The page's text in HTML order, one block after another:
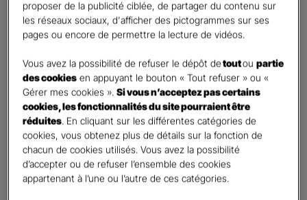
Oui
Non
Civilité
Madame
Monsieur
Contact*
First Last
Téléphone*
proposer de la publicité ciblée, de partager du contenu sur
les réseaux sociaux, d'afficher des pictogrammes sur ses
pages ou encore de permettre la lecture de vidéos.
Vous avez la possibilité de refuser le dépôt detoutoupartie
des cookies en appuyant le bouton « Tout refuser » ou «
Gérer mes cookies ».Si vous n’acceptez pas certains
cookies, les fonctionnalités du site pourraient être
réduites. En cliquant sur les différentes catégories de
cookies, vous obtenez plus de détails sur la fonction de
chacun de cookies utilisés. Vous avez la possibilité
d’accepter ou de refuser l’ensemble des cookies
appartenant à l’une ou l’autre de ces catégories.